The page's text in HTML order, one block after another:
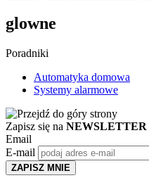
glowne
Poradniki
Automatyka domowa
Systemy alarmowe
Zapisz się na NEWSLETTER
Email
E-mail
ZAPISZ MNIE